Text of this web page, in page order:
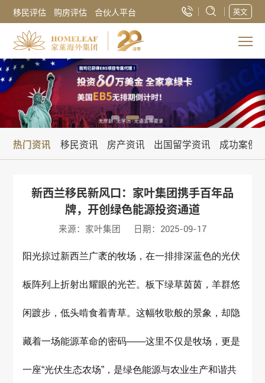
移民评估 购房评估 合伙人平台 英文
热门资讯 移民资讯 房产资讯 出国留学资讯 成功案例
新西兰移民新风口：家叶集团携手百年品
牌，开创绿色能源投资通道
来源：家叶集团 日期：2025-09-17
阳光掠过新西兰广袤的牧场，在一排排深蓝色的光伏
板阵列上折射出耀眼的光芒。板下绿草茵茵，羊群悠
闲踱步，低头啃食着青草。这幅牧歌般的景象，却隐
藏着一场能源革命的密码——这里不仅是牧场，更是
一座“光伏生态农场”，是绿色能源与农业生产和谐共